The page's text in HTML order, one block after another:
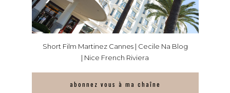
Short Film Martinez Cannes | Cecile Na Blog
| Nice French Riviera
abonnez vous à ma chaîne